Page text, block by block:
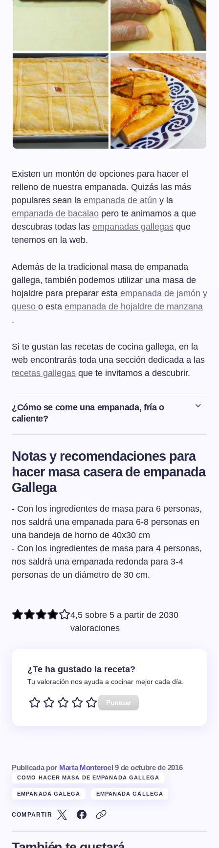
Existen un montón de opciones para hacer el
relleno de nuestra empanada. Quizás las más
populares sean la empanada de atún y la
empanada de bacalao pero te animamos a que
descubras todas las empanadas gallegas que
tenemos en la web.
Además de la tradicional masa de empanada
gallega, también podemos utilizar una masa de
hojaldre para preparar esta empanada de jamón y
queso o esta empanada de hojaldre de manzana
.
Si te gustan las recetas de cocina gallega, en la
web encontrarás toda una sección dedicada a las
recetas gallegas que te invitamos a descubrir.
¿Cómo se come una empanada, fría o
caliente?
Pues es cuestión de gustos. En nuestra casa nos gusta
totalmente fría para comerla.
Notas y recomendaciones para
hacer masa casera de empanada
Gallega
- Con los ingredientes de masa para 6 personas,
nos saldrá una empanada para 6-8 personas en
una bandeja de horno de 40x30 cm
- Con los ingredientes de masa para 4 personas,
nos saldrá una empanada redonda para 3-4
personas de un diámetro de 30 cm.
4,5 sobre 5 a partir de 2030
valoraciones
¿Te ha gustado la receta?
Tu valoración nos ayuda a cocinar mejor cada día.
Puntuar
Publicada por Marta Monteroel 9 de octubre de 2016
COMO HACER MASA DE EMPANADA GALLEGA
EMPANADA GALEGA EMPANADA GALLEGA
COMPARTIR